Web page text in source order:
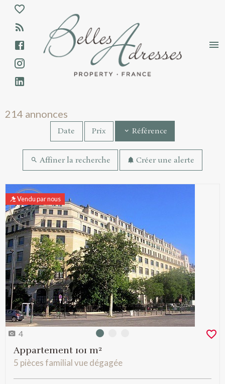
Annonces immobilières - Résultats de
Aparté haute
En-tête
Liens
214 annonces
Date Prix Référence
Affiner la recherche Créer une alerte
Résultats de recherche
Vendu par nous
4 Photo 0
Appartement 101 m²
5 pièces familial vue dégagée